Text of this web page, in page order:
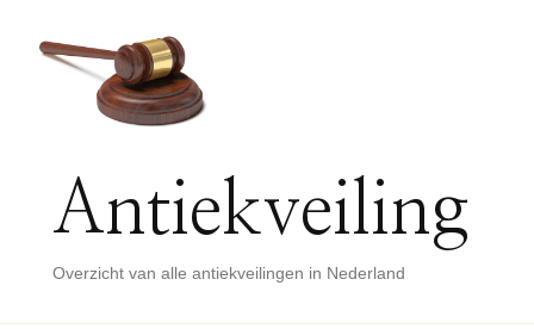
Antiekveiling
Overzicht van alle antiekveilingen in Nederland